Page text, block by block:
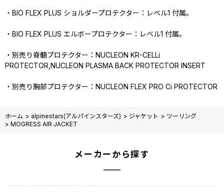
・BIO FLEX PLUS ショルダープロテクター：レベル1 付属。
・BIO FLEX PLUS エルボープロテクター：レベル1 付属。
・別売り脊髄プロテクター：NUCLEON KR-CELLi
PROTECTOR,NUCLEON PLASMA BACK PROTECTOR INSERT
・別売り胸部プロテクター：NUCLEON FLEX PRO Ci PROTECTOR
ホーム > alpinestars(アルパインスターズ) > ジャケット > ツーリング
> MOGRESS AIR JACKET
メーカーから探す